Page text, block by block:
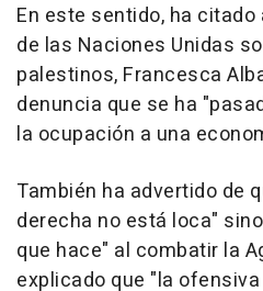
En este sentido, ha
de las Naciones Unidas
palestinos, Francesca
denuncia que se ha
la ocupación a una
También ha advertido de
derecha no está loca"
que hace" al combatir la
explicado que "la